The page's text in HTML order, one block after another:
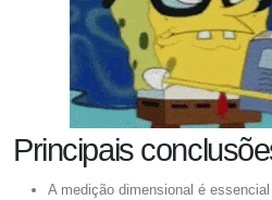
Principais
A medição dimensional é